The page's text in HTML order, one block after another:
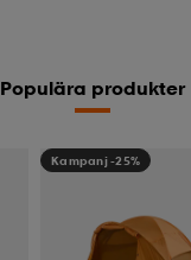
Populära produkter
Kampanj -25%